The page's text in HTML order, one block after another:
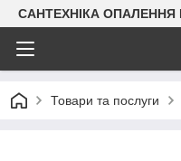
САНТЕХНІКА ОПАЛЕННЯ
Товари та послуги